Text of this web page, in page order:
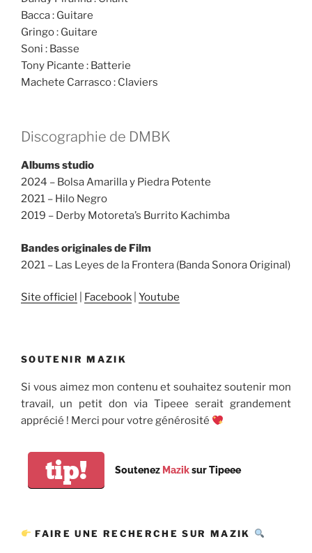
Bacca : Guitare
Gringo : Guitare
Soni : Basse
Tony Picante : Batterie
Machete Carrasco : Claviers
Discographie de DMBK
Albums studio
2024 – Bolsa Amarilla y Piedra Potente
2021 – Hilo Negro
2019 – Derby Motoreta’s Burrito Kachimba
Bandes originales de Film
2021 – Las Leyes de la Frontera (Banda Sonora Original)
Site officiel Facebook Youtube
SOUTENIR MAZIK
Si vous aimez mon contenu et souhaitez soutenir mon
travail, un petit don via Tipeee serait grandement
apprécié ! Merci pour votre générosité
tip! Soutenez Maziksur Tipeee
FAIRE UNE RECHERCHE SUR MAZIK